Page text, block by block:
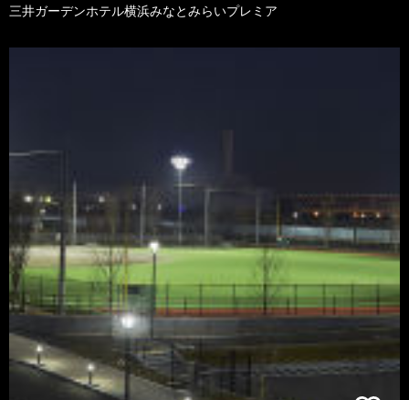
三井ガーデンホテル横浜みなとみらいプレミア